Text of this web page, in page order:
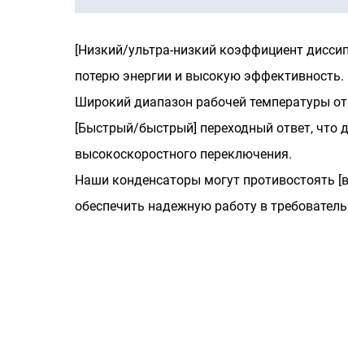
[Низкий/ультра-низкий коэффициент
потерю энергии и высокую эффективность.
Широкий диапазон рабочей температуры от
[Быстрый/быстрый] переходный ответ, что
высокоскоростного переключения.
Наши конденсаторы могут
обеспечить надежную работу в